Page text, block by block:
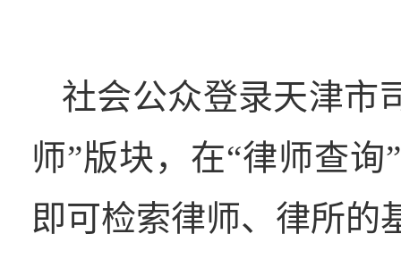
社会公众登录天津市
师”版块，在“律师查
即可检索律师、律所的